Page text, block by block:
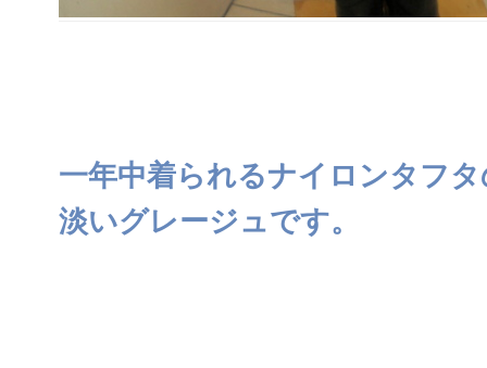
一年中着られるナイロンタフ
淡いグレージュです。